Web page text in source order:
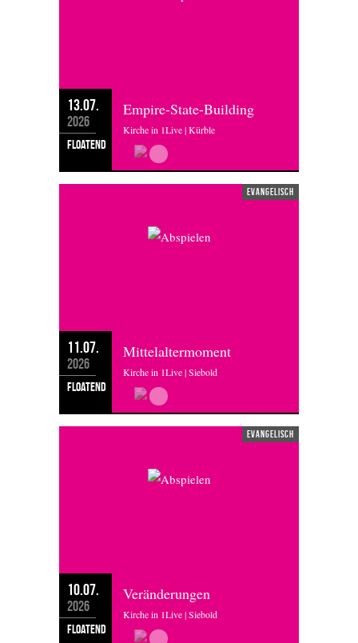
13.07.
2026
floatend
Empire-State-Building
Kirche in 1Live | Kürble
evangelisch
11.07.
2026
floatend
Mittelaltermoment
Kirche in 1Live | Siebold
evangelisch
10.07.
2026
floatend
Veränderungen
Kirche in 1Live | Siebold